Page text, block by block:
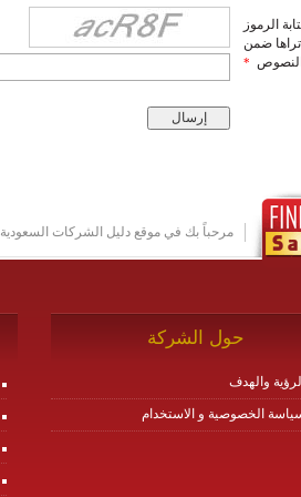
الرموز
تراها ضمن
*
مرحباً بك في موقع دليل الشركات السعودية
حول الشركة
الرؤية والهدف
الخصوصية و الاستخدام